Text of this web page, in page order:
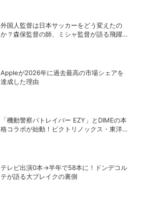
外国人監督は日本サッカーをどう変えたの
か？森保監督の師、ミシャ監督が語る飛躍の
Appleが2026年に過去最⾼の市場シェアを
達成した理由
「機動警察パトレイバー EZY」とDIMEの本
格コラボが始動！ビクトリノックス・東洋ス
テレビ出演0本→半年で58本に！ドンデコル
テが語る大ブレイクの裏側